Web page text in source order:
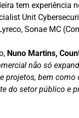
tem experiência
Unit
Sonae MC
Nuno Martins,
não só
projetos, bem
do setor público e